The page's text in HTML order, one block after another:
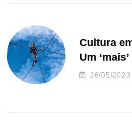
Cultura
Um
26/05/2023